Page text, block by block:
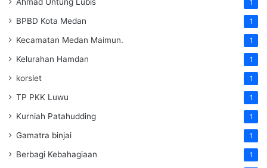
1
BPBD Kota Medan 1
Kecamatan Medan Maimun. 1
Kelurahan Hamdan 1
korslet 1
TP PKK Luwu 1
Kurniah Patahudding 1
Gamatra binjai 1
Berbagi Kebahagiaan 1